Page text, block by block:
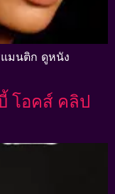
แมนติก ดูหนัง
โอคส์ คลิป